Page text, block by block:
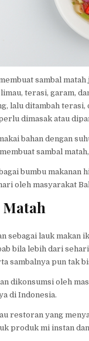
sambal
terasi, garam,
lalu ditambah
dimasak atau
bahan dengan
sambal
bumbu makanan
oleh masyarakat
sebagai lauk makan
bila lebih dari
sambalnya pun tak
dikonsumsi oleh
di Indonesia.
restoran yang
produk mi instan